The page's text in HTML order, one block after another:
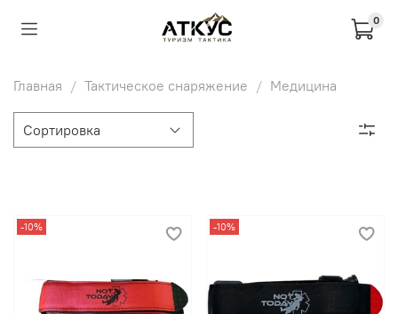
0
Главная Тактическое снаряжение Медицина
-10% -10%